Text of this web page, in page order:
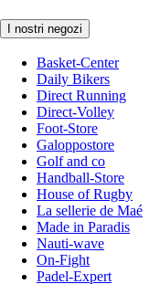
I nostri negozi
Basket-Center
Daily Bikers
Direct Running
Direct-Volley
Foot-Store
Galoppostore
Golf and co
Handball-Store
House of Rugby
La sellerie de Maé
Made in Paradis
Nauti-wave
On-Fight
Padel-Expert